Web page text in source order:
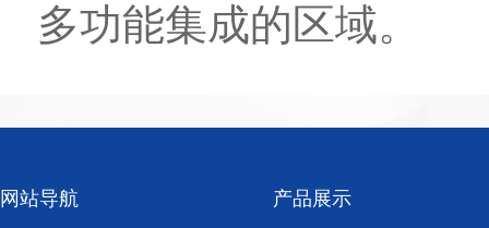
多功能集成的区域。
网站导航 产品展示